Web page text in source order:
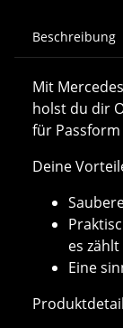
Beschreibung
Mit
holst du dir
für
Deine
es zählt
Eine